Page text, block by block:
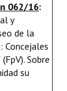
062/16:
y
de la
Concejales
Sobre
su